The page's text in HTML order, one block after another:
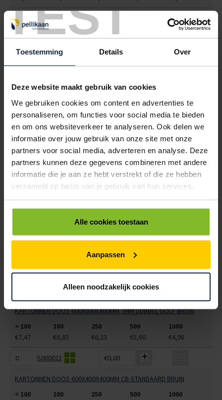
TEST
Toestemming Details Over
Deze website maakt gebruik van cookies
We gebruiken cookies om content en advertenties te
personaliseren, om functies voor social media te bieden
en om ons websiteverkeer te analyseren. Ook delen we
informatie over jouw gebruik van onze site met onze
partners voor social media, adverteren en analyse. Deze
partners kunnen deze gegevens combineren met andere
informatie die je aan ze hebt verstrekt of die ze hebben
verzameld op basis van je gebruik van hun services.
Alle cookies toestaan
Aanpassen
Alleen noodzakelijk cookies
6101563
KARTONNEN DOOS 535X225X225MM 7MM DUBBEL GOLF BRUIN
< 100
100 250
1000
€1,45
€1,36 €1,28 €1,19 €1,10
6101565 €0,00
KARTONNEN DOOS 600X260X195MM 7MM DUBBEL GOLF BRUIN
100
1000
€2,96
6101568 €0,00
KARTONNEN DOOS 600X250X250MM 4½MM DUBBEL GOLF BRUIN
< 100
100 250 500
1000
€3,19
€3,02 €2,84 €2,67 €2,47
€0,00
KARTONNEN DOOS 600X500X450MM 7MM DUBBEL GOLF BRUIN
250 500
€3,75
€3,57 €3,39 €3,20 €3,02
€0,00
KARTONNEN DOOS 600X600X400MM 7MM DUBBEL GOLF BRUIN
< 100
100 250 500
1000
€7,47
€6,85 €6,23 €5,60 €4,98
S000021 €0,00
KARTONNEN DOOS 600X400X400MM CB-STANDAARD BRUIN
< 100
100 250 500
1000